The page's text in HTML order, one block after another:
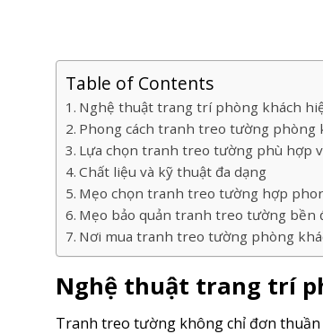
Table of Contents
Nghệ thuật trang trí phòng khách
Phong cách tranh treo tường phòng
Lựa chọn tranh treo tường phù hợp
Chất liệu và kỹ thuật đa dạng
Mẹo chọn tranh treo tường hợp
Mẹo bảo quản tranh treo tường bền
Nơi mua tranh treo tường phòng
Nghệ thuật trang trí
Tranh treo tường không chỉ đơn